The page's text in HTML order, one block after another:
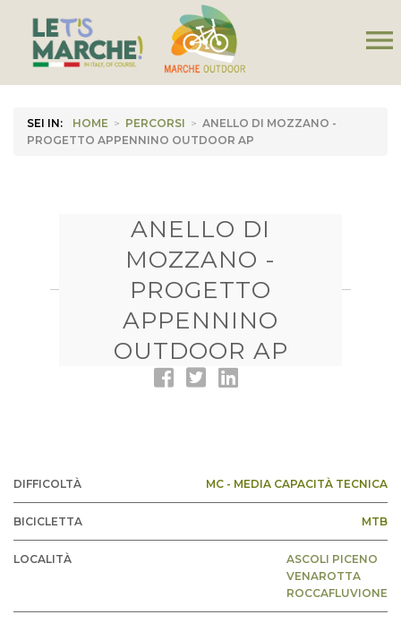
menu
SEI IN: HOME > PERCORSI > ANELLO DI MOZZANO -
PROGETTO APPENNINO OUTDOOR AP
ANELLO DI
MOZZANO -
PROGETTO
APPENNINO
OUTDOOR AP
DIFFICOLTÀ MC - MEDIA CAPACITÀ TECNICA
BICICLETTA MTB
LOCALITÀ
ASCOLI PICENO
VENAROTTA
ROCCAFLUVIONE